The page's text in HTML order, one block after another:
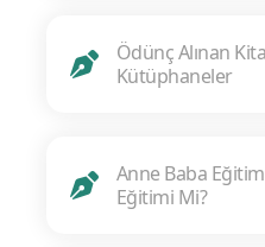
Ödünç Alınan
Kütüphaneler
Anne Baba
Eğitimi Mi?